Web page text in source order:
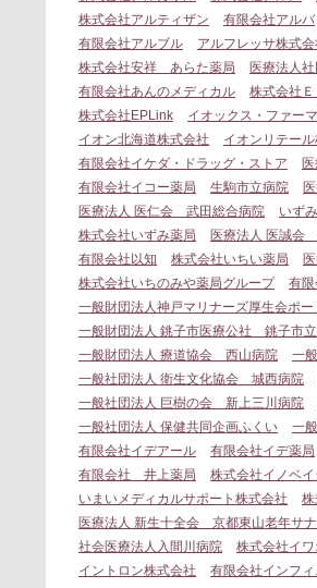
株式会社アルティザン
有限会社アルバ
有限会社アルブル
アルフレッサ株式会
株式会社安祥 あらた薬局
医療法人
有限会社あんのメディカル
株式会社
株式会社EPLink
イオックス・ファー
イオン北海道株式会社
イオンリテー
有限会社イケダ・ドラッグ・ストア
有限会社イコー薬局
生駒市立病院
医療法人 医仁会 武田総合病院
いず
株式会社いずみ薬局
医療法人 医誠会
有限会社以知
株式会社いちい薬局
株式会社いちのみや薬局グループ
有
一般財団法人神戸マリナーズ厚生会ポ
一般財団法人 銚子市医療公社 銚子市
一般財団法人 療道協会 西山病院
一
一般社団法人 衛生文化協会 城西病院
一般社団法人 巨樹の会 新上三川病院
一般社団法人 保健共同企画ふくい
一
有限会社イデアール
有限会社イデ薬局
有限会社 井上薬局
株式会社イノベ
いまいメディカルサポート株式会社
株
医療法人 新生十全会 京都東山老年サ
社会医療法人入間川病院
株式会社イ
イントロン株式会社
有限会社インフィ